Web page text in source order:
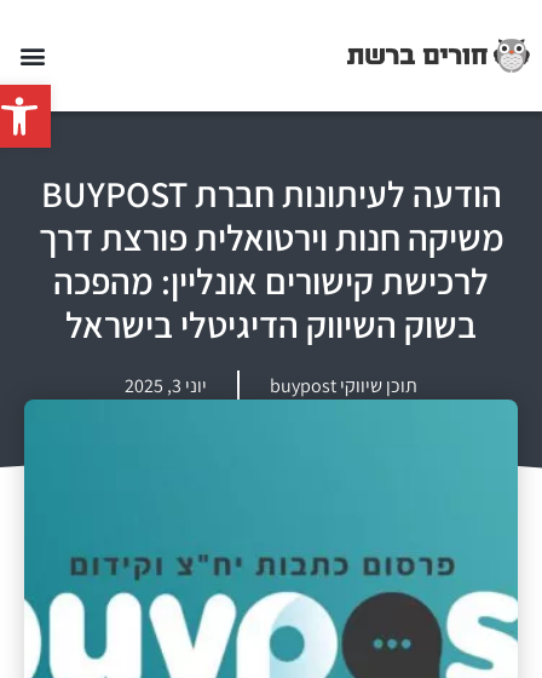
פתח
הודעה לעיתונות חברת BUYPOST
משיקה חנות וירטואלית פורצת דרך
לרכישת קישורים אונליין: מהפכה
בשוק השיווק הדיגיטלי בישראל
תוכן שיווקי buypost יוני 3, 2025